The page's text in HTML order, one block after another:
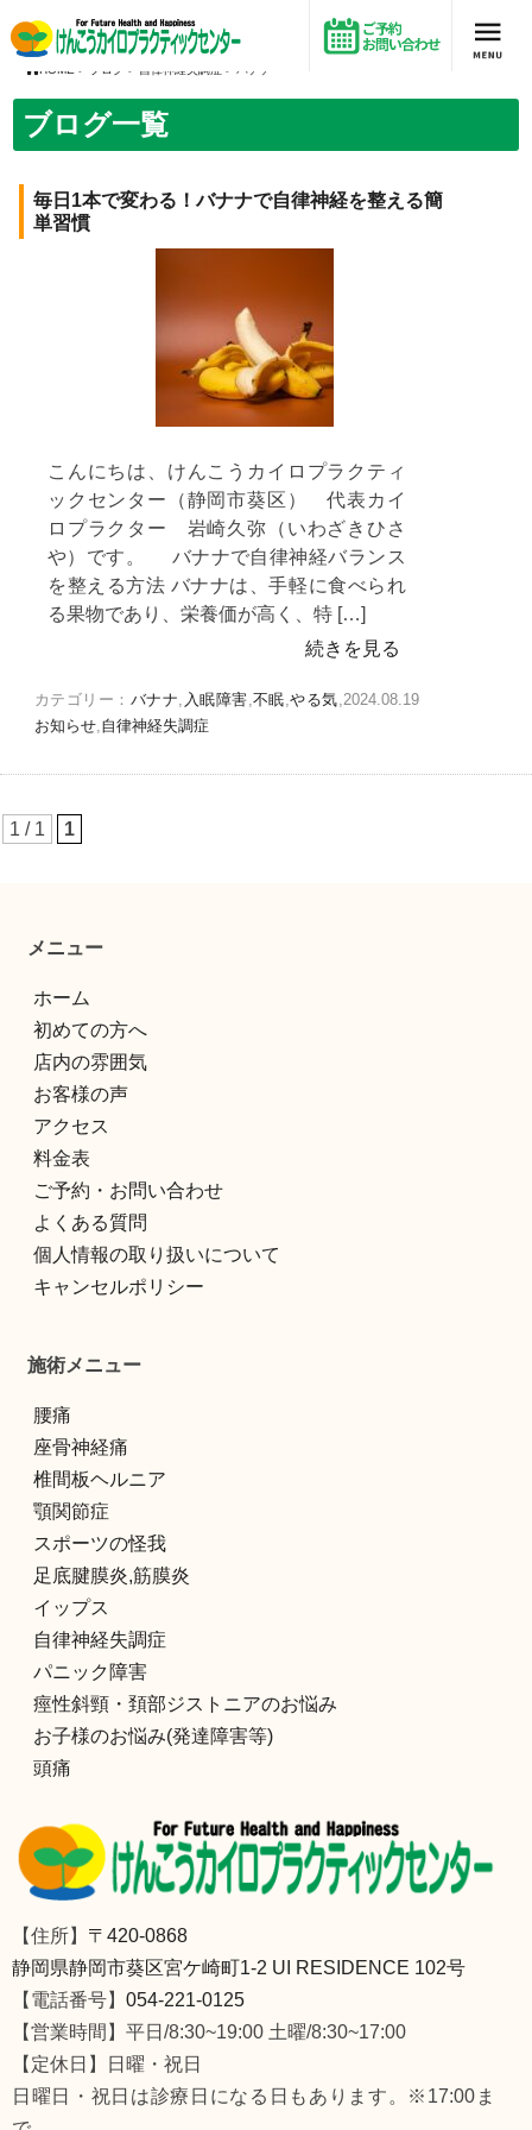
毎日1本で変わる！バナナで自律神経を整える簡単習慣
HOME > ブログ > 自律神経失調症 > バナナ
ブログ一覧
毎日1本で変わる！バナナで自律神経を整える簡
単習慣
こんにちは、けんこうカイロプラクティ
ックセンター（静岡市葵区） 代表カイ
ロプラクター 岩崎久弥（いわざきひさ
や）です。 バナナで自律神経バランス
を整える方法 バナナは、手軽に食べられ
る果物であり、栄養価が高く、特 […]
続きを見る
2024.08.19
カテゴリー： バナナ, 入眠障害,不眠,やる気,
お知らせ,自律神経失調症
1 / 1 1
メニュー
ホーム
初めての方へ
店内の雰囲気
お客様の声
アクセス
料金表
ご予約・お問い合わせ
よくある質問
個人情報の取り扱いについて
キャンセルポリシー
施術メニュー
腰痛
座骨神経痛
椎間板ヘルニア
顎関節症
スポーツの怪我
足底腱膜炎,筋膜炎
イップス
自律神経失調症
パニック障害
痙性斜頸・頚部ジストニアのお悩み
お子様のお悩み(発達障害等)
頭痛
【住所】 〒420-0868
静岡県静岡市葵区宮ケ崎町1-2 UI RESIDENCE 102号
【電話番号】 054-221-0125
【営業時間】平日/8:30~19:00 土曜/8:30~17:00
【定休日】日曜・祝日
日曜日・祝日は診療日になる日もあります。※17:00ま